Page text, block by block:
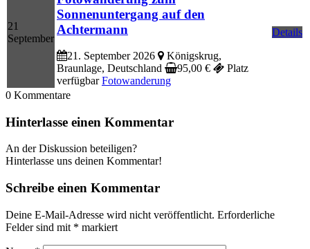
21
September
Sonnenuntergang auf den
Achtermann
21. September 2026
Königskrug,
Braunlage, Deutschland
95,00 €
Platz
verfügbar Fotowanderung
Details
0 Kommentare
Hinterlasse einen Kommentar
An der Diskussion beteiligen?
Hinterlasse uns deinen Kommentar!
Schreibe einen Kommentar
Deine E-Mail-Adresse wird nicht veröffentlicht. Erforderliche
Felder sind mit * markiert